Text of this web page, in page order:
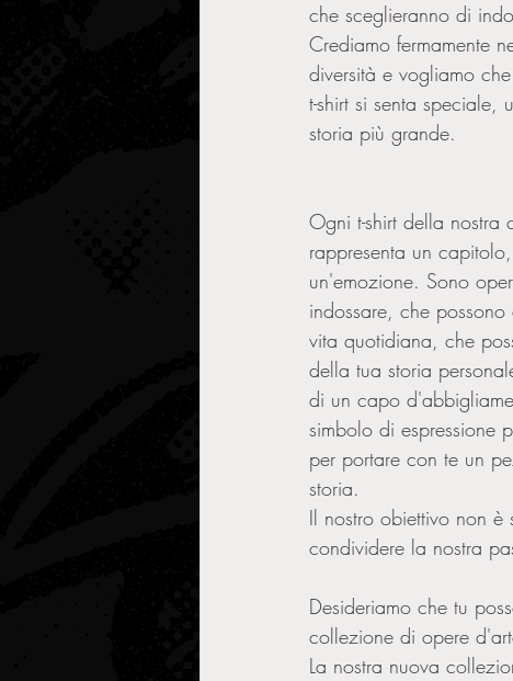
che sceglieranno di
Crediamo fermamente
diversità e vogliamo
t-shirt si senta speciale,
storia più grande.
Ogni t-shirt della nostra
rappresenta un
un'emozione. Sono
indossare, che
vita quotidiana, che
della tua storia
di un capo
simbolo di espressione
per portare con te un
storia.
Il nostro obiettivo non
condividere la nostra
Desideriamo che tu
collezione di opere
La nostra nuova